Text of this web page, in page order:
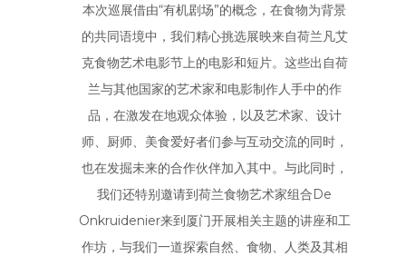
本次巡展借由“有机剧场”的概念，在食物为背景
的共同语境中，我们精心挑选展映来自荷兰凡艾
克食物艺术电影节上的电影和短片。这些出自荷
兰与其他国家的艺术家和电影制作人手中的作
品，在激发在地观众体验，以及艺术家、设计
师、厨师、美食爱好者们参与互动交流的同时，
也在发掘未来的合作伙伴加入其中。与此同时，
我们还特别邀请到荷兰食物艺术家组合De
Onkruidenier来到厦门开展相关主题的讲座和工
作坊，与我们一道探索自然、食物、人类及其相